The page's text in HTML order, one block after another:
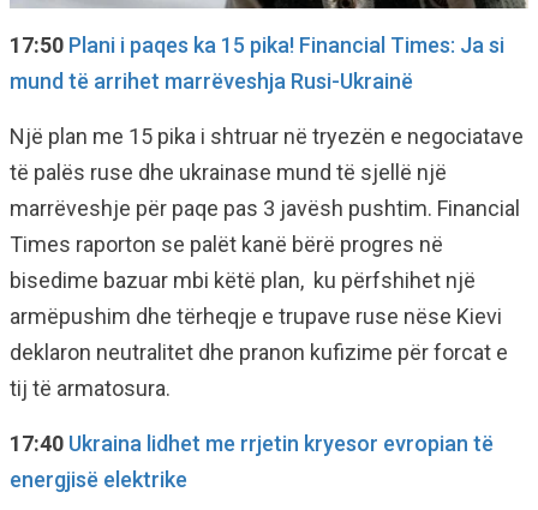
17:50 Plani i paqes ka 15 pika! Financial Times: Ja si
mund të arrihet marrëveshja Rusi-Ukrainë
Një plan me 15 pika i shtruar në tryezën e negociatave
të palës ruse dhe ukrainase mund të sjellë një
marrëveshje për paqe pas 3 javësh pushtim. Financial
Times raporton se palët kanë bërë progres në
bisedime bazuar mbi këtë plan, ku përfshihet një
armëpushim dhe tërheqje e trupave ruse nëse Kievi
deklaron neutralitet dhe pranon kufizime për forcat e
tij të armatosura.
17:40 Ukraina lidhet me rrjetin kryesor evropian të
energjisë elektrike